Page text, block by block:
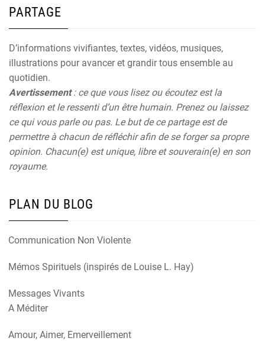
PARTAGE
D’informations vivifiantes, textes, vidéos, musiques,
illustrations pour avancer et grandir tous ensemble au
quotidien.
Avertissement: ce que vous lisez ou écoutez est la
réflexion et le ressenti d’un être humain. Prenez ou laissez
ce qui vous parle ou pas. Le but de ce partage est de
permettre à chacun de réfléchir afin de se forger sa propre
opinion. Chacun(e) est unique, libre et souverain(e) en son
royaume.
PLAN DU BLOG
Communication Non Violente
Mémos Spirituels (inspirés de Louise L. Hay)
Messages Vivants
A Méditer
Amour, Aimer, Emerveillement